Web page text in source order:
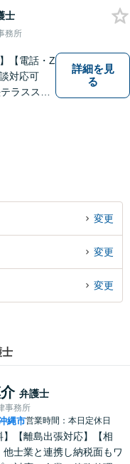
士
務所
【電話・Z
対応可
ラススタ
詳細を見
る
変更
変更
変更
弁護士
事務所
縄市営業時間：本日定休日
】【離島出張対応】【相
他士業と連携し納税面もワ